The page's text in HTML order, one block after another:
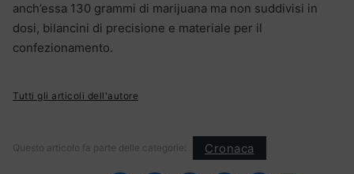
anch’essa 130 grammi di marijuana ma non suddivisi in
dosi, bilancini di precisione e materiale per il
confezionamento.
Tutti gli articoli dell'autore
Questo articolo fa parte delle categorie: Cronaca